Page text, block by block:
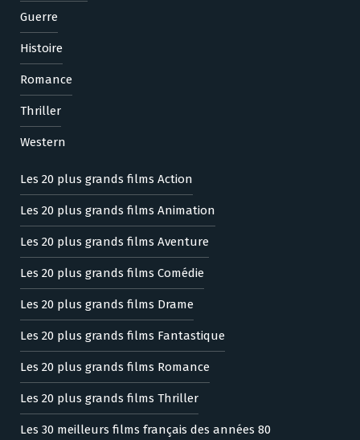
Guerre
Histoire
Romance
Thriller
Western
Les 20 plus grands films Action
Les 20 plus grands films Animation
Les 20 plus grands films Aventure
Les 20 plus grands films Comédie
Les 20 plus grands films Drame
Les 20 plus grands films Fantastique
Les 20 plus grands films Romance
Les 20 plus grands films Thriller
Les 30 meilleurs films français des années 80